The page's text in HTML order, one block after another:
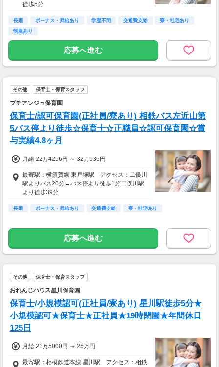
徒歩5分
長期 ボーナス・昇給あり 学歴不問 交通費支給
寮・社宅あり
制服あり
応募へ進む
その他 保育士・保育スタッフ
プチアンジュ保育園
保育士/認可保育園(正社員/寮あり) 相鉄バス左近山第
5バス停より徒歩☆保育士☆正職員☆認可保育園☆賞
与実績4.8ヶ月
月給 22万4256円 ～ 32万536円
最寄駅：横須賀線 東戸塚駅 アクセス：二俣川
駅よりバス20分→バス停より徒歩1分二俣川駅
より徒歩39分
長期 ボーナス・昇給あり 交通費支給 寮・社宅あり
応募へ進む
その他 保育士・保育スタッフ
おれんじハウス星川保育園
保育士/小規模認可(正社員/寮あり) 星川駅徒歩5分★
小規模認可★保育士★正社員★19時閉園★年間休日
125日
月給 21万5000円 ～ 25万円
最寄駅：相模鉄道本線 星川駅 アクセス：相鉄